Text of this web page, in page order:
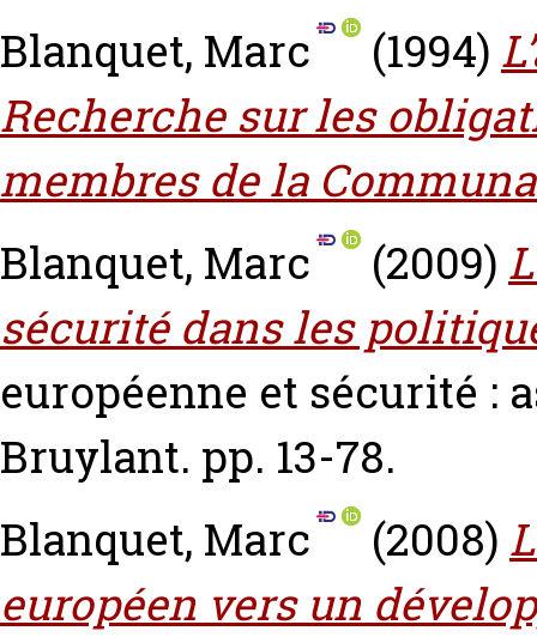
Blanquet, Marc
(1994)
Recherche sur les
membres de la
Blanquet, Marc
(2009)
sécurité dans les
européenne et sécurité :
Bruylant. pp. 13-78.
Blanquet, Marc
(2008)
européen vers un